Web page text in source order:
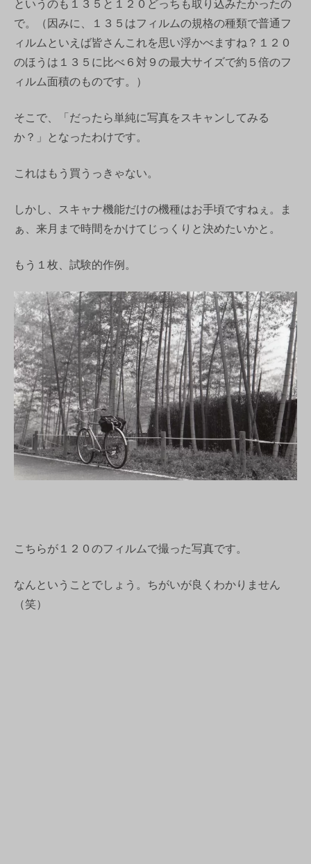
というのも１３５と１２０どっちも取り込みたかったの
で。（因みに、１３５はフィルムの規格の種類で普通フ
ィルムといえば皆さんこれを思い浮かべますね？１２０
のほうは１３５に比べ６対９の最大サイズで約５倍のフ
ィルム面積のものです。）
そこで、「だったら単純に写真をスキャンしてみる
か？」となったわけです。
これはもう買うっきゃない。
しかし、スキャナ機能だけの機種はお手頃ですねぇ。ま
ぁ、来月まで時間をかけてじっくりと決めたいかと。
もう１枚、試験的作例。
こちらが１２０のフィルムで撮った写真です。
なんということでしょう。ちがいが良くわかりません
（笑）